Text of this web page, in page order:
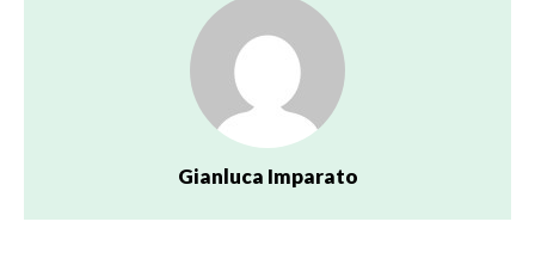
Gianluca Imparato